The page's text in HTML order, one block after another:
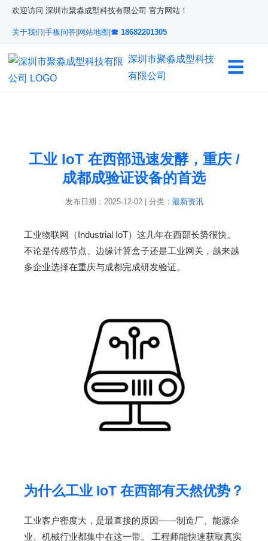
欢迎访问 深圳市聚淼成型科技有限公司 官方网站！
关于我们 手板问答 网站地图 ☎ 18682201305
深圳市聚淼成型科技
有限公司
☰
工业 IoT 在西部迅速发酵，重庆 /
成都成验证设备的首选
发布日期：2025-12-02| 分类： 最新资讯
工业物联网（Industrial IoT）这几年在西部长势很快。
不论是传感节点、边缘计算盒子还是工业网关，越来越
多企业选择在重庆与成都完成研发验证。
为什么工业 IoT 在西部有天然优势？
工业客户密度大，是最直接的原因——制造厂、能源企
业、机械行业都集中在这一带。 工程师能快速获取真实